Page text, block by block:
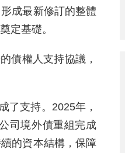
成最新修訂的整體
定基礎。
債權人支持協議，
了支持。2025年，
司境外債重組完成
的資本結構，保障